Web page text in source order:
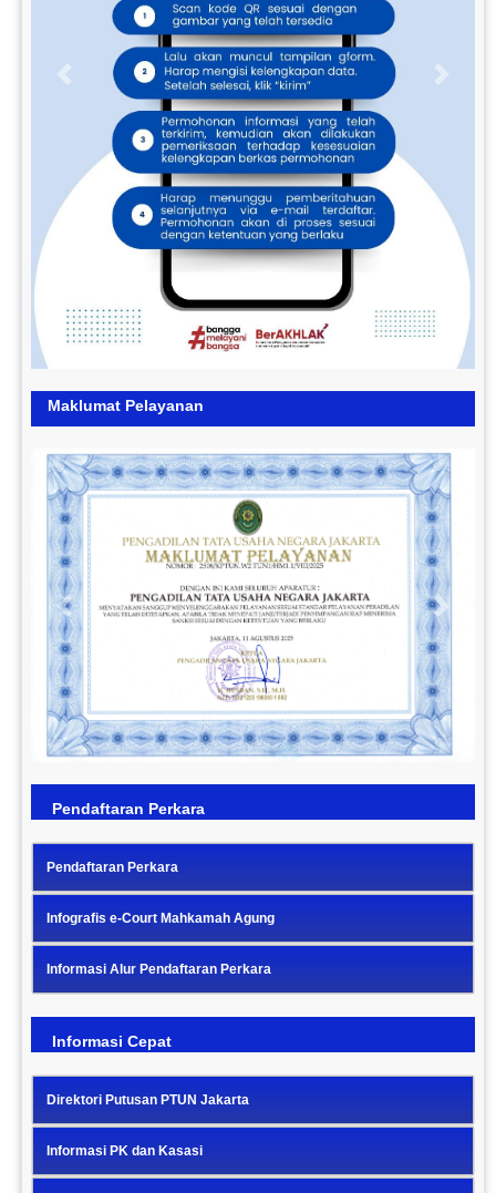
Previous Next
Maklumat Pelayanan
Previous Next
Pendaftaran Perkara
Pendaftaran Perkara
Infografis e-Court Mahkamah Agung
Informasi Alur Pendaftaran Perkara
Informasi Cepat
Direktori Putusan PTUN Jakarta
Informasi PK dan Kasasi